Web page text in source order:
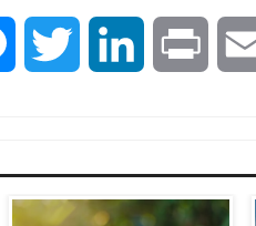
MessengerTwitter LinkedInPrint